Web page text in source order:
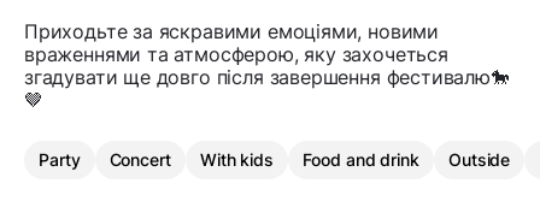
Приходьте за яскравими емоціями, новими
враженнями та атмосферою, яку захочеться
згадувати ще довго після завершення фестивалю🐎
🤎
Party Concert With kids Food and drink Outside